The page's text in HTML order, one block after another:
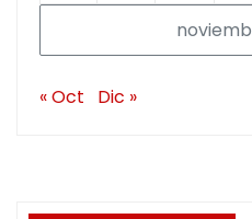
« Oct Dic »